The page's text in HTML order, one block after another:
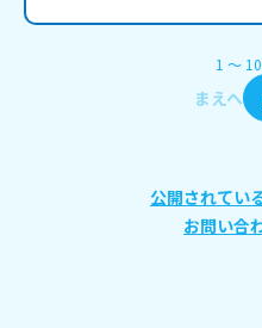
1 〜 10
まえへ
公開されてい
お問い合